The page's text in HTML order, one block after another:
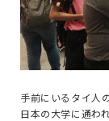
手前にいるタイ人
日本の大学に通わ